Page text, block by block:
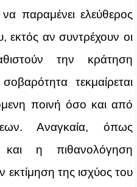
παραμένει ελεύθερος
εκτός αν συντρέχουν οι
την κράτηση
τεκμαίρεται
ποινή όσο και από
Αναγκαία, όπως
και η πιθανολόγηση
εκτίμηση της ισχύος του